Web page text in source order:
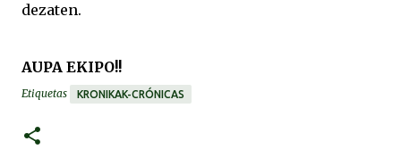
dezaten.
AUPA EKIPO!!
Etiquetas KRONIKAK-CRÓNICAS